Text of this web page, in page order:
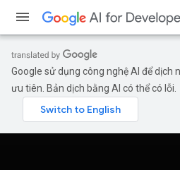
Google sử dụng công nghệ AI để dịch
ưu tiên. Bản dịch bằng AI có thể có lỗi.